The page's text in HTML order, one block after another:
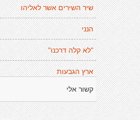
שיר השירים אשר לאליהו
הנני
"לא קלה דרכנו"
ארץ הגבעות
קשור אלי